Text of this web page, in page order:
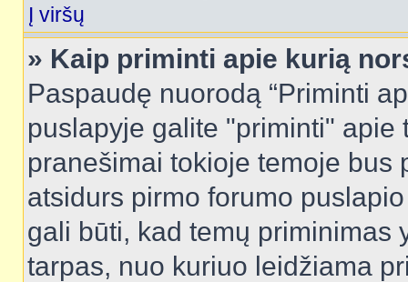
Į viršų
» Kaip priminti apie kurią
Paspaudę nuorodą “Priminti
puslapyje galite "priminti"
pranešimai tokioje temoje bus
atsidurs pirmo forumo
gali būti, kad temų priminimas
tarpas, nuo kuriuo leidžiama